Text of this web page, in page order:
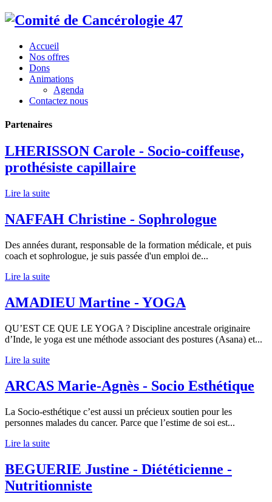
Accueil
Nos offres
Dons
Animations
Agenda
Contactez nous
Partenaires
LHERISSON Carole - Socio-coiffeuse,
prothésiste capillaire
Lire la suite
NAFFAH Christine - Sophrologue
Des années durant, responsable de la formation médicale, et puis
coach et sophrologue, je suis passée d'un emploi de...
Lire la suite
AMADIEU Martine - YOGA
QU’EST CE QUE LE YOGA ? Discipline ancestrale originaire
d’Inde, le yoga est une méthode associant des postures (Asana) et...
Lire la suite
ARCAS Marie-Agnès - Socio Esthétique
La Socio-esthétique c’est aussi un précieux soutien pour les
personnes malades du cancer. Parce que l’estime de soi est...
Lire la suite
BEGUERIE Justine - Diététicienne -
Nutritionniste